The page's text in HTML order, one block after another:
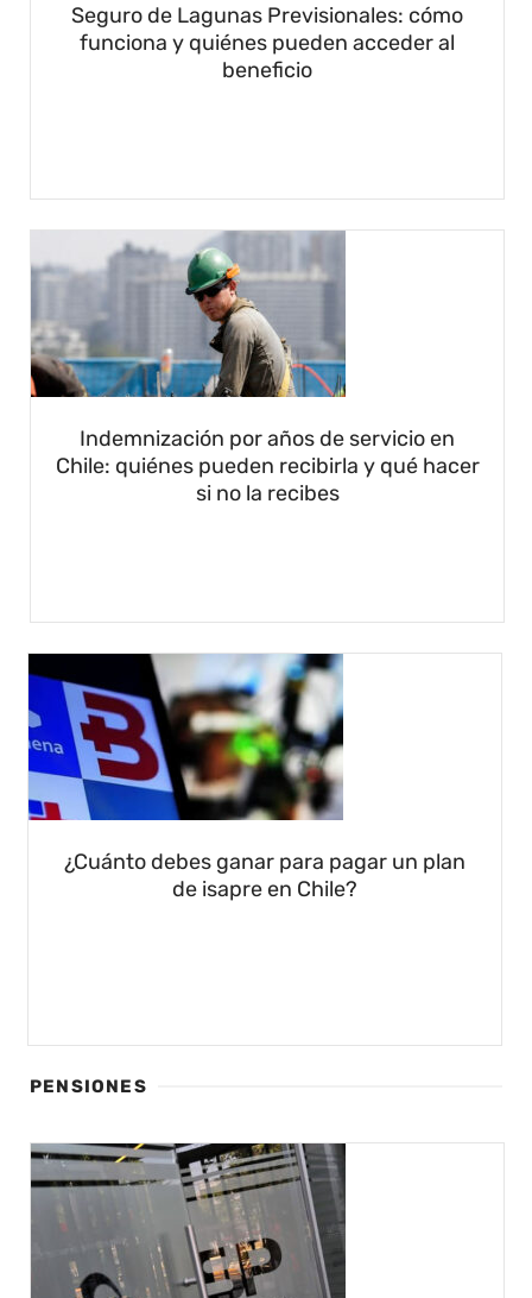
Seguro de Lagunas Previsionales: cómo
funciona y quiénes pueden acceder al
beneficio
Indemnización por años de servicio en
Chile: quiénes pueden recibirla y qué hacer
si no la recibes
¿Cuánto debes ganar para pagar un plan
de isapre en Chile?
PENSIONES